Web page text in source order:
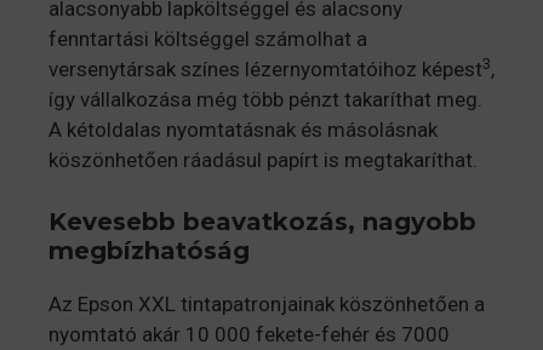
alacsonyabb lapköltséggel és alacsony
fenntartási költséggel számolhat a
versenytársak színes lézernyomtatóihoz képest3,
így vállalkozása még több pénzt takaríthat meg.
A kétoldalas nyomtatásnak és másolásnak
köszönhetően ráadásul papírt is megtakaríthat.
Kevesebb beavatkozás, nagyobb
megbízhatóság
Az Epson XXL tintapatronjainak köszönhetően a
nyomtató akár 10 000 fekete-fehér és 7000